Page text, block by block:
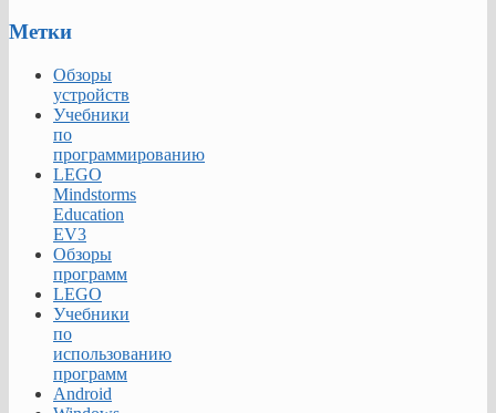
Метки
Обзоры
устройств
Учебники
по
программированию
LEGO
Mindstorms
Education
EV3
Обзоры
программ
LEGO
Учебники
по
использованию
программ
Android